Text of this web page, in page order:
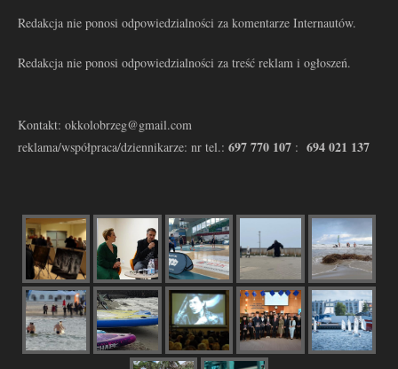
Redakcja nie ponosi odpowiedzialności za komentarze Internautów.
Redakcja nie ponosi odpowiedzialności za treść reklam i ogłoszeń.
Kontakt: okkolobrzeg@gmail.com
reklama/współpraca/dziennikarze: nr tel.: 697 770 107 : 694 021 137